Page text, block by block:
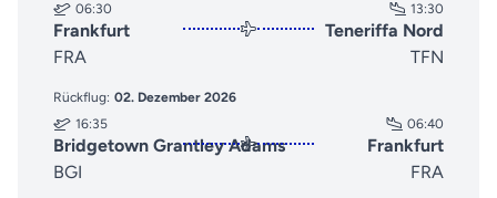
06:30
13:30
Frankfurt
FRA
Teneriffa Nord
TFN
Rückflug: 02. Dezember 2026
16:35
06:40
Bridgetown Grantley Adams
BGI
Frankfurt
FRA